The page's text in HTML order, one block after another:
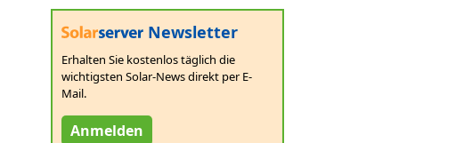
Newsletter
Erhalten Sie kostenlos täglich die
wichtigsten Solar-News direkt per E-
Mail.
Anmelden